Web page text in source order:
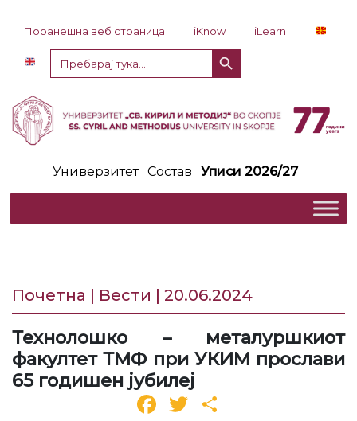
Поранешна веб страница iKnow
iLearn
Пребарај
за:
Копче за пребарување
Универзитет Состав Уписи 2026/27
Почетна | Вести | 20.06.2024
Технолошко – металуршкиот
факултет ТМФ при УКИМ прослави
65 годишен јубилеј
Facebook
Twitter